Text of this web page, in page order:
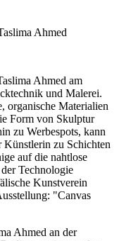
Ahmed am
und Malerei.
organische Materialien
Form von Skulptur
zu Werbespots, kann
Künstlerin zu Schichten
auf die nahtlose
Technologie
Kunstverein
"Canvas
Ahmed an der